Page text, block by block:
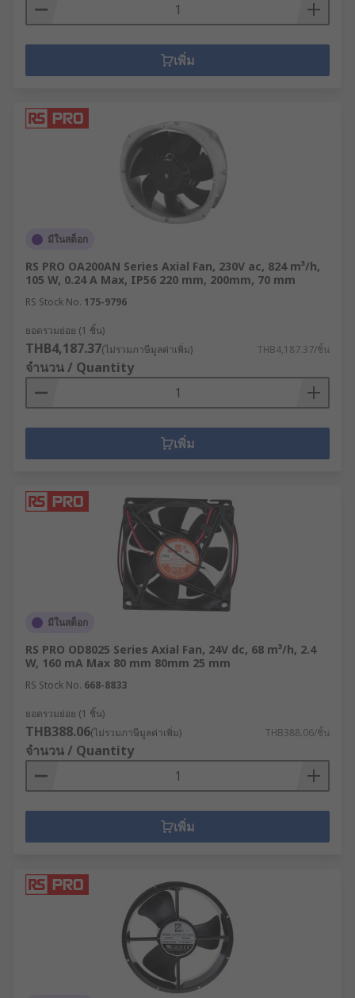
เพิ่ม
มีในสต็อก
RS PRO OA200AN Series Axial Fan, 230V ac, 824 m³/h,
105 W, 0.24 A Max, IP56 220 mm, 200mm, 70 mm
RS Stock No. 175-9796
ยอดรวมย่อย (1 ชิ้น)
THB4,187.37(ไม่รวมภาษีมูลค่าเพิ่ม) THB4,187.37/ชิ้น
จำนวน / Quantity
เพิ่ม
มีในสต็อก
RS PRO OD8025 Series Axial Fan, 24V dc, 68 m³/h, 2.4
W, 160 mA Max 80 mm 80mm 25 mm
RS Stock No. 668-8833
ยอดรวมย่อย (1 ชิ้น)
THB388.06(ไม่รวมภาษีมูลค่าเพิ่ม) THB388.06/ชิ้น
จำนวน / Quantity
เพิ่ม